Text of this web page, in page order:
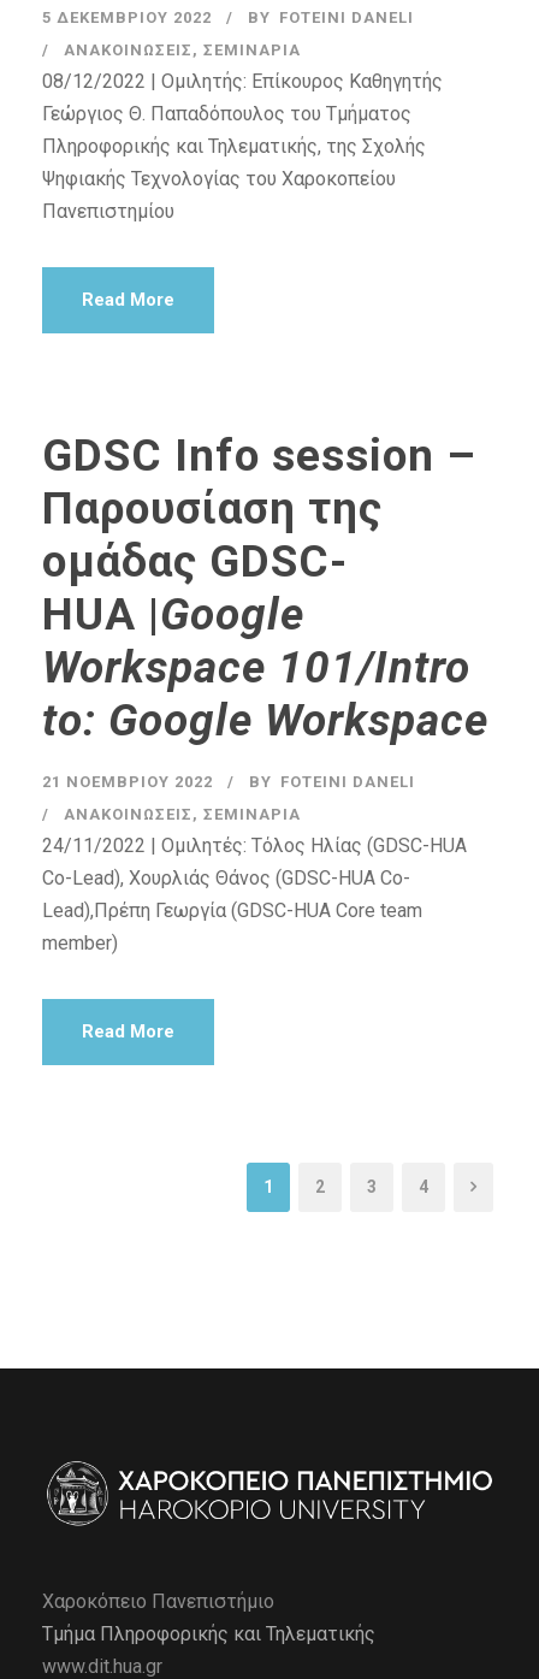
5 ΔΕΚΕΜΒΡΊΟΥ 2022 BY FOTEINI DANELI
ΑΝΑΚΟΙΝΏΣΕΙΣ , ΣΕΜΙΝΆΡΙΑ
08/12/2022 | Ομιλητής: Επίκουρος Καθηγητής
Γεώργιος Θ. Παπαδόπουλος του Τμήματος
Πληροφορικής και Τηλεματικής, της Σχολής
Ψηφιακής Τεχνολογίας του Χαροκοπείου
Πανεπιστημίου
Read More
GDSC Info session –
Παρουσίαση της
ομάδας GDSC-
HUA |Google
Workspace 101/Intro
to: Google Workspace
21 ΝΟΕΜΒΡΊΟΥ 2022 BY FOTEINI DANELI
ΑΝΑΚΟΙΝΏΣΕΙΣ , ΣΕΜΙΝΆΡΙΑ
24/11/2022 | Ομιλητές: Τόλος Ηλίας (GDSC-HUA
Co-Lead), Χουρλιάς Θάνος (GDSC-HUA Co-
Lead),Πρέπη Γεωργία (GDSC-HUA Core team
member)
Read More
1 2 3 4
Χαροκόπειο Πανεπιστήμιο
Τμήμα Πληροφορικής και Τηλεματικής
www.dit.hua.gr